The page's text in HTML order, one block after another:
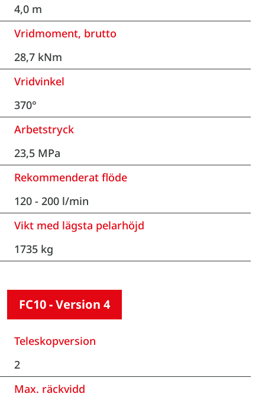
4,0 m
Vridmoment, brutto
28,7 kNm
Vridvinkel
370°
Arbetstryck
23,5 MPa
Rekommenderat flöde
120 - 200 l/min
Vikt med lägsta pelarhöjd
1735 kg
FC10 - Version 4
Teleskopversion
2
Max. räckvidd